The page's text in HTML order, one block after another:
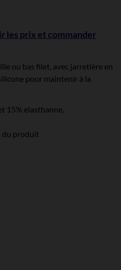
les prix et commander
ou bas filet, avec jarretière en
pour maintenir à la
15% elasthanne.
du produit